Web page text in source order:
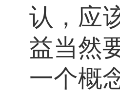
认，应
益当然
一个概